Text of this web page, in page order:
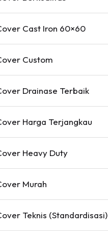
Cast Iron 60×60
Custom
Drainase Terbaik
Harga Terjangkau
Heavy Duty
Murah
Teknis (Standardisasi)